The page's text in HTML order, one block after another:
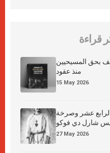
قراءة
بحق المسيحيين
منذ عقود
15 May 2026
الرابع عشر وصرخة
شارل دي فوكو
27 May 2026